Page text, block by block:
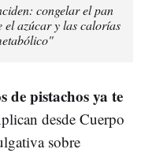
congelar el pan
el azúcar y las calorías
de pistachos ya te
desde Cuerpo
sobre